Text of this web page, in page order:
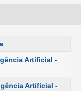
Artificial -
Artificial -